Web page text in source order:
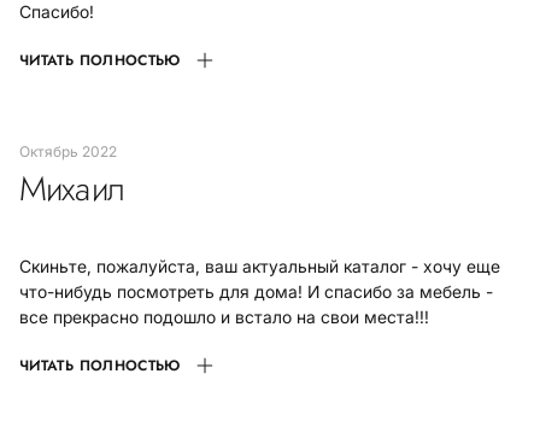
Спасибо!
ЧИТАТЬ ПОЛНОСТЬЮ
октябрь 2022
Михаил
Скиньте, пожалуйста, ваш актуальный каталог - хочу еще
что-нибудь посмотреть для дома! И спасибо за мебель -
все прекрасно подошло и встало на свои места!!!
ЧИТАТЬ ПОЛНОСТЬЮ